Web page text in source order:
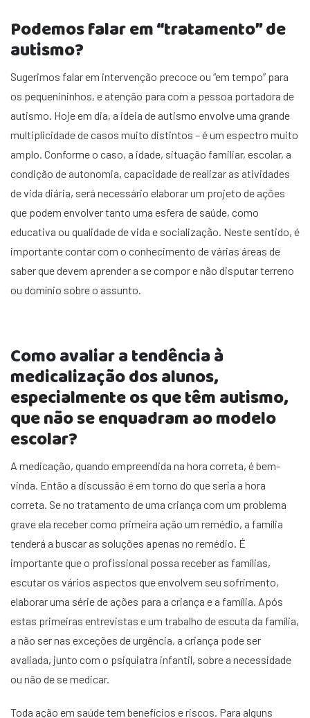
Podemos falar em “tratamento” de
autismo?
Sugerimos falar em intervenção precoce ou “em tempo” para
os pequenininhos, e atenção para com a pessoa portadora de
autismo. Hoje em dia, a ideia de autismo envolve uma grande
multiplicidade de casos muito distintos – é um espectro muito
amplo. Conforme o caso, a idade, situação familiar, escolar, a
condição de autonomia, capacidade de realizar as atividades
de vida diária, será necessário elaborar um projeto de ações
que podem envolver tanto uma esfera de saúde, como
educativa ou qualidade de vida e socialização. Neste sentido, é
importante contar com o conhecimento de várias áreas de
saber que devem aprender a se compor e não disputar terreno
ou domínio sobre o assunto.
Como avaliar a tendência à
medicalização dos alunos,
especialmente os que têm autismo,
que não se enquadram ao modelo
escolar?
A medicação, quando empreendida na hora correta, é bem-
vinda. Então a discussão é em torno do que seria a hora
correta. Se no tratamento de uma criança com um problema
grave ela receber como primeira ação um remédio, a família
tenderá a buscar as soluções apenas no remédio. É
importante que o profissional possa receber as famílias,
escutar os vários aspectos que envolvem seu sofrimento,
elaborar uma série de ações para a criança e a família. Após
estas primeiras entrevistas e um trabalho de escuta da família,
a não ser nas exceções de urgência, a criança pode ser
avaliada, junto com o psiquiatra infantil, sobre a necessidade
ou não de se medicar.
Toda ação em saúde tem benefícios e riscos. Para alguns